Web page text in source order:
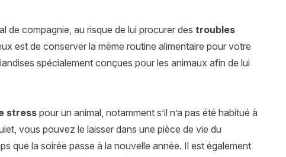
de compagnie, au risque de lui procurer des troubles
est de conserver la même routine alimentaire pour votre
spécialement conçues pour les animaux afin de lui
stresspour un animal, notamment s’il n’a pas été habitué à
vous pouvez le laisser dans une pièce de vie du
que la soirée passe à la nouvelle année. Il est également